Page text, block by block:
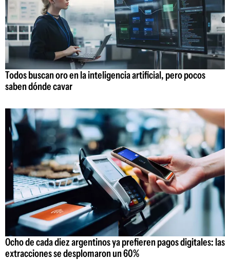
Todos buscan oro en la inteligencia artificial, pero pocos
saben dónde cavar
Ocho de cada diez argentinos ya prefieren pagos digitales: las
extracciones se desplomaron un 60%